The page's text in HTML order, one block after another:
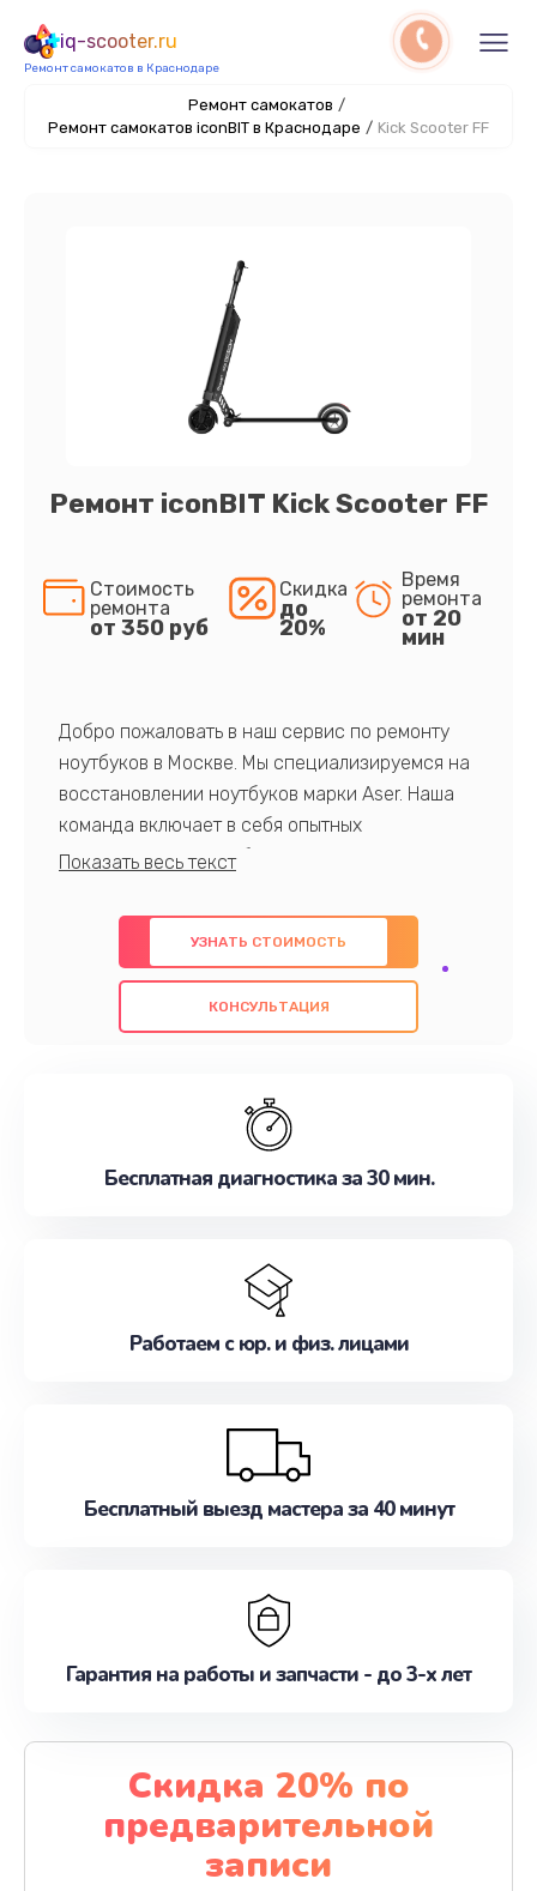
iq-scooter.ru
Ремонт самокатов в Краснодаре
Ремонт самокатов /
Ремонт самокатов iconBIT в Краснодаре / Kick Scooter FF
Ремонт iconBIT Kick Scooter FF
Стоимость
ремонта
от 350 руб
Скидка
до
20%
Время
ремонта
от 20
мин
Добро пожаловать в наш сервис по ремонту
ноутбуков в Москве. Мы специализируемся на
восстановлении ноутбуков марки Aser. Наша
команда включает в себя опытных
профессионалов с обширными знаниями и
предлагаем быстрый и качественный ремонт с
использованием оригинальных компонентов, а
также гарантируем качество всех
проведенных работ. Наша цель - предоставить
наилучшим образом. Не медлите записаться на
УЗНАТЬ СТОИМОСТЬ
КОНСУЛЬТАЦИЯ
Бесплатная диагностика за 30 мин.
Работаем с юр. и физ. лицами
Бесплатный выезд мастера за 40 минут
Гарантия на работы и запчасти - до 3-х лет
Скидка 20% по
предварительной
записи